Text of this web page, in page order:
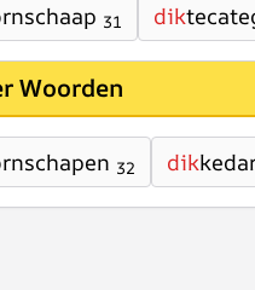
31 dik
Woorden
32 dik